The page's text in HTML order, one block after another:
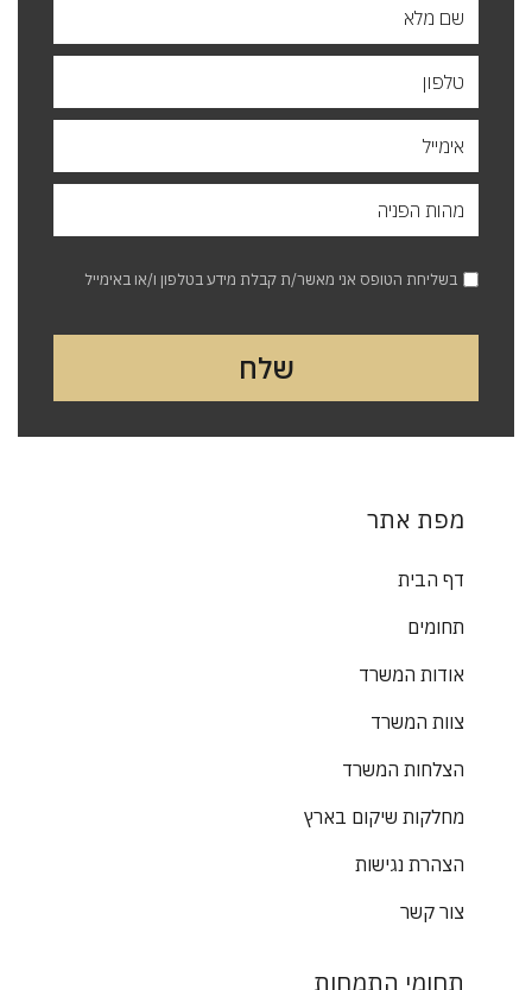
בשליחת הטופס אני מאשר/ת קבלת מידע בטלפון ו/או באימייל
מפת אתר
דף הבית
תחומים
אודות המשרד
צוות המשרד
הצלחות המשרד
מחלקות שיקום בארץ
הצהרת נגישות
צור קשר
תחומי התמחות